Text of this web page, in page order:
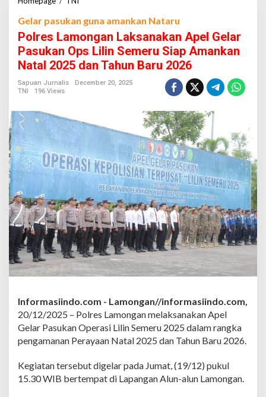
l
r
e
s
L
m
g
a
k
n
a
k
a
n
A
e
G
e
a
r
a
s
u
Gelar pasukan guna amankan Nataru
Polres Lamongan Laksanakan Apel Gelar
Pasukan Ops Lilin Semeru Siap Amankan
Natal 2025 dan Tahun Baru 2026
Sapuan Jurnalis
December 20, 2025
TNI
196 Views
Informasiindo.com - Lamongan//informasiindo.com,
20/12/2025 – Polres Lamongan melaksanakan Apel
Gelar Pasukan Operasi Lilin Semeru 2025 dalam rangka
pengamanan Perayaan Natal 2025 dan Tahun Baru 2026.
Kegiatan tersebut digelar pada Jumat, (19/12) pukul
15.30 WIB bertempat di Lapangan Alun-alun Lamongan.